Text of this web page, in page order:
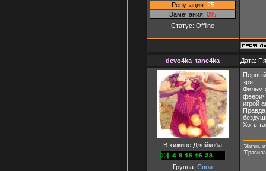
Репутация: 25
Замечания: 0%
Статус: Offline
devo4ka_tane4ka Дата:
В хижине Джейкоба
Группа: Свои
зря.
Фильм
игрой
Хоть
"Жизнь